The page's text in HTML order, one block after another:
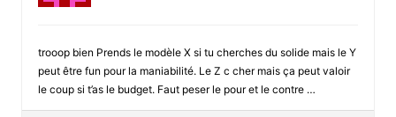
trooop bien Prends le modèle X si tu cherches du solide mais le Y
peut être fun pour la maniabilité. Le Z c cher mais ça peut valoir
le coup si t’as le budget. Faut peser le pour et le contre …